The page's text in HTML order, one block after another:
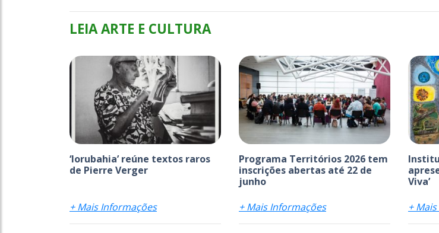
LEIA ARTE E CULTURA
‘Iorubahia’ reúne textos raros
de Pierre Verger
+ Mais Informações
Programa Territórios 2026 tem
inscrições abertas até 22 de
junho
+ Mais Informações
Viva’
+